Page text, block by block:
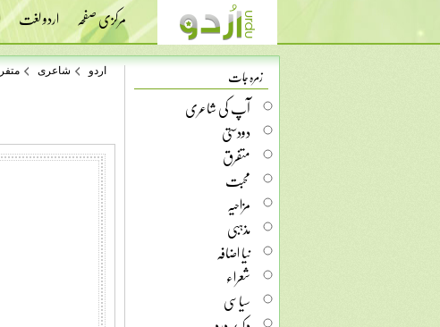
مرکزی صفحہ اردو لغت
اردو شاعری زمرہ جات
آپ کی شاعری
دودستی
متفرق
محبت
مزاحیہ
مذہبی
نیا اضافہ
شعراء
سیاسی